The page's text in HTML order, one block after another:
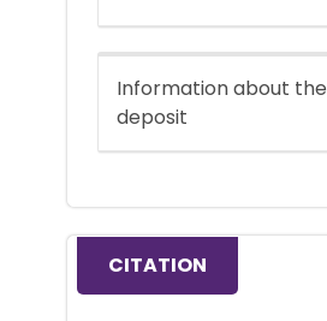
Information about the
deposit
CITATION